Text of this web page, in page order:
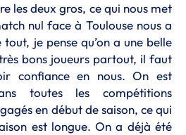
les deux gros, ce qui nous met
nul face à Toulouse nous a
je pense qu’on a une belle
bons joueurs partout, il faut
confiance en nous. On est
toutes les compétitions
en début de saison, ce qui
est longue. On a déjà été